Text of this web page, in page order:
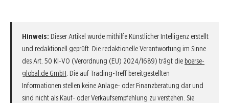
Hinweis: Dieser Artikel wurde mithilfe Künstlicher Intelligenz erstellt
und redaktionell geprüft. Die redaktionelle Verantwortung im Sinne
des Art. 50 KI-VO (Verordnung (EU) 2024/1689) trägt die boerse-
global.de GmbH. Die auf Trading-Treff bereitgestellten
Informationen stellen keine Anlage- oder Finanzberatung dar und
sind nicht als Kauf- oder Verkaufsempfehlung zu verstehen. Sie